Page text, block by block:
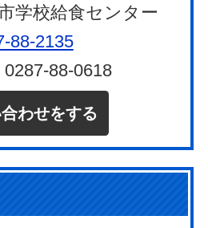
学校給食センター
88-2135
88-0618
わせをする